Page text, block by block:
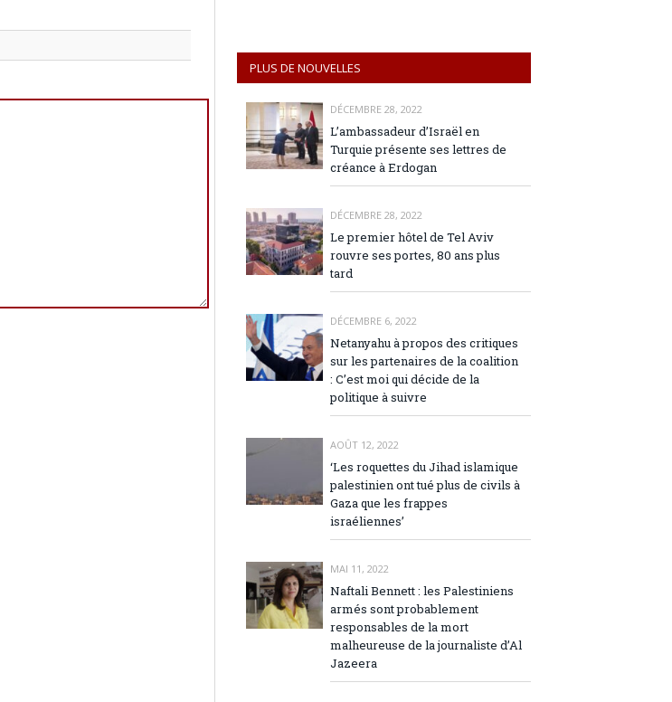
PLUS DE NOUVELLES
DÉCEMBRE 28, 2022
L’ambassadeur d’Israël en
Turquie présente ses lettres de
créance à Erdogan
DÉCEMBRE 28, 2022
Le premier hôtel de Tel Aviv
rouvre ses portes, 80 ans plus
tard
DÉCEMBRE 6, 2022
Netanyahu à propos des critiques
sur les partenaires de la coalition
: C’est moi qui décide de la
politique à suivre
AOÛT 12, 2022
‘Les roquettes du Jihad islamique
palestinien ont tué plus de civils à
Gaza que les frappes
israéliennes’
MAI 11, 2022
Naftali Bennett : les Palestiniens
armés sont probablement
responsables de la mort
malheureuse de la journaliste d’Al
Jazeera